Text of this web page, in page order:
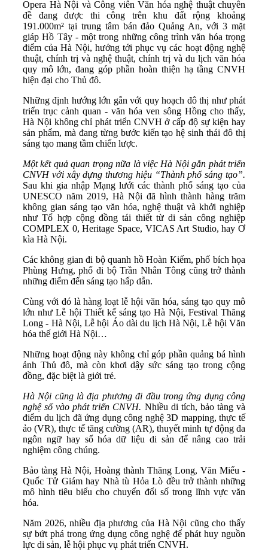
Opera Hà Nội và Công viên Văn hóa nghệ thuật chuyên
đề đang được thi công trên khu đất rộng khoảng
191.000m² tại trung tâm bán đảo Quảng An, với 3 mặt
giáp Hồ Tây - một trong những công trình văn hóa trọng
điểm của Hà Nội, hướng tới phục vụ các hoạt động nghệ
thuật, chính trị và nghệ thuật, chính trị và du lịch văn hóa
quy mô lớn, đang góp phần hoàn thiện hạ tầng CNVH
hiện đại cho Thủ đô.
Những định hướng lớn gắn với quy hoạch đô thị như phát
triển trục cảnh quan - văn hóa ven sông Hồng cho thấy,
Hà Nội không chỉ phát triển CNVH ở cấp độ sự kiện hay
sản phẩm, mà đang từng bước kiến tạo hệ sinh thái đô thị
sáng tạo mang tầm chiến lược.
Một kết quả quan trọng nữa là việc Hà Nội gắn phát triển
CNVH với xây dựng thương hiệu “Thành phố sáng tạo”.
Sau khi gia nhập Mạng lưới các thành phố sáng tạo của
UNESCO năm 2019, Hà Nội đã hình thành hàng trăm
không gian sáng tạo văn hóa, nghệ thuật và khởi nghiệp
như Tổ hợp cộng đồng tái thiết từ di sản công nghiệp
COMPLEX 0, Heritage Space, VICAS Art Studio, hay Ơ
kìa Hà Nội.
Các không gian đi bộ quanh hồ Hoàn Kiếm, phố bích họa
Phùng Hưng, phố đi bộ Trần Nhân Tông cũng trở thành
những điểm đến sáng tạo hấp dẫn.
Cùng với đó là hàng loạt lễ hội văn hóa, sáng tạo quy mô
lớn như Lễ hội Thiết kế sáng tạo Hà Nội, Festival Thăng
Long - Hà Nội, Lễ hội Áo dài du lịch Hà Nội, Lễ hội Văn
hóa thế giới Hà Nội…
Những hoạt động này không chỉ góp phần quảng bá hình
ảnh Thủ đô, mà còn khơi dậy sức sáng tạo trong cộng
đồng, đặc biệt là giới trẻ.
Hà Nội cũnglà địa phươngđi đầu trong ứng dụng công
nghệ số vào phát triển CNVH. Nhiều di tích, bảo tàng và
điểm du lịch đã ứng dụng công nghệ 3D mapping, thực tế
ảo (VR), thực tế tăng cường (AR), thuyết minh tự động đa
ngôn ngữ hay số hóa dữ liệu di sản để nâng cao trải
nghiệm công chúng.
Bảo tàng Hà Nội, Hoàng thành Thăng Long, Văn Miếu -
Quốc Tử Giám hay Nhà tù Hỏa Lò đều trở thành những
mô hình tiêu biểu cho chuyển đổi số trong lĩnh vực văn
hóa.
Năm 2026, nhiều địa phương của Hà Nội cũng cho thấy
sự bứt phá trong ứng dụng công nghệ để phát huy nguồn
lực di sản, lễ hội phục vụ phát triển CNVH.